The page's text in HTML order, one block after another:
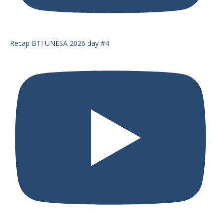
Recap BTI UNESA 2026 day #4